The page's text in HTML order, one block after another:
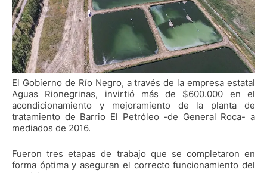
El Gobierno de Río Negro, a través de la empresa estatal
Aguas Rionegrinas, invirtió más de $600.000 en el
acondicionamiento y mejoramiento de la planta de
tratamiento de Barrio El Petróleo -de General Roca- a
mediados de 2016.
Fueron tres etapas de trabajo que se completaron en
forma óptima y aseguran el correcto funcionamiento del